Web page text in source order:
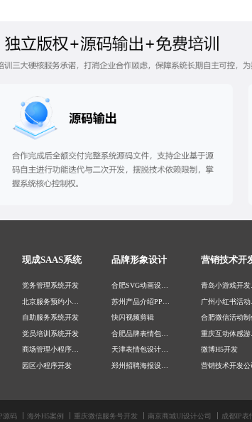
现成SAAS系统
党务管理系统开发
自助服务系统开发
党员培训系统开发
商场管理小程序开发
园区小程序开发
深圳软件源码搭建
品牌形象设计
合肥SVG动画设计公司
快闪视频剪辑
天津表情包设计公司
武汉PPT制作公司
营销技术开
青
合肥微信活动制
微博H5开发
营销技术开发公
成
源码 海外H5案例 重庆微信服务号开发 南京商城UI设计公司 成都IP表